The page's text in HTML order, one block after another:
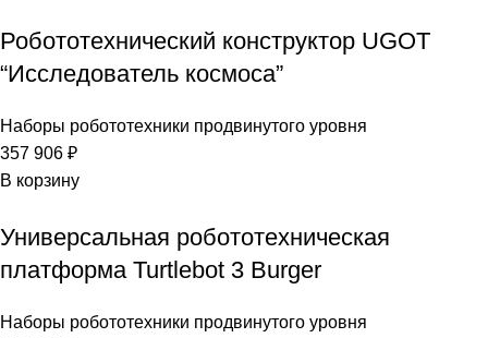
Робототехнический конструктор UGOT
“Исследователь космоса”
Наборы робототехники продвинутого уровня
357 906 ₽
В корзину
Универсальная робототехническая
платформа Turtlebot 3 Burger
Наборы робототехники продвинутого уровня